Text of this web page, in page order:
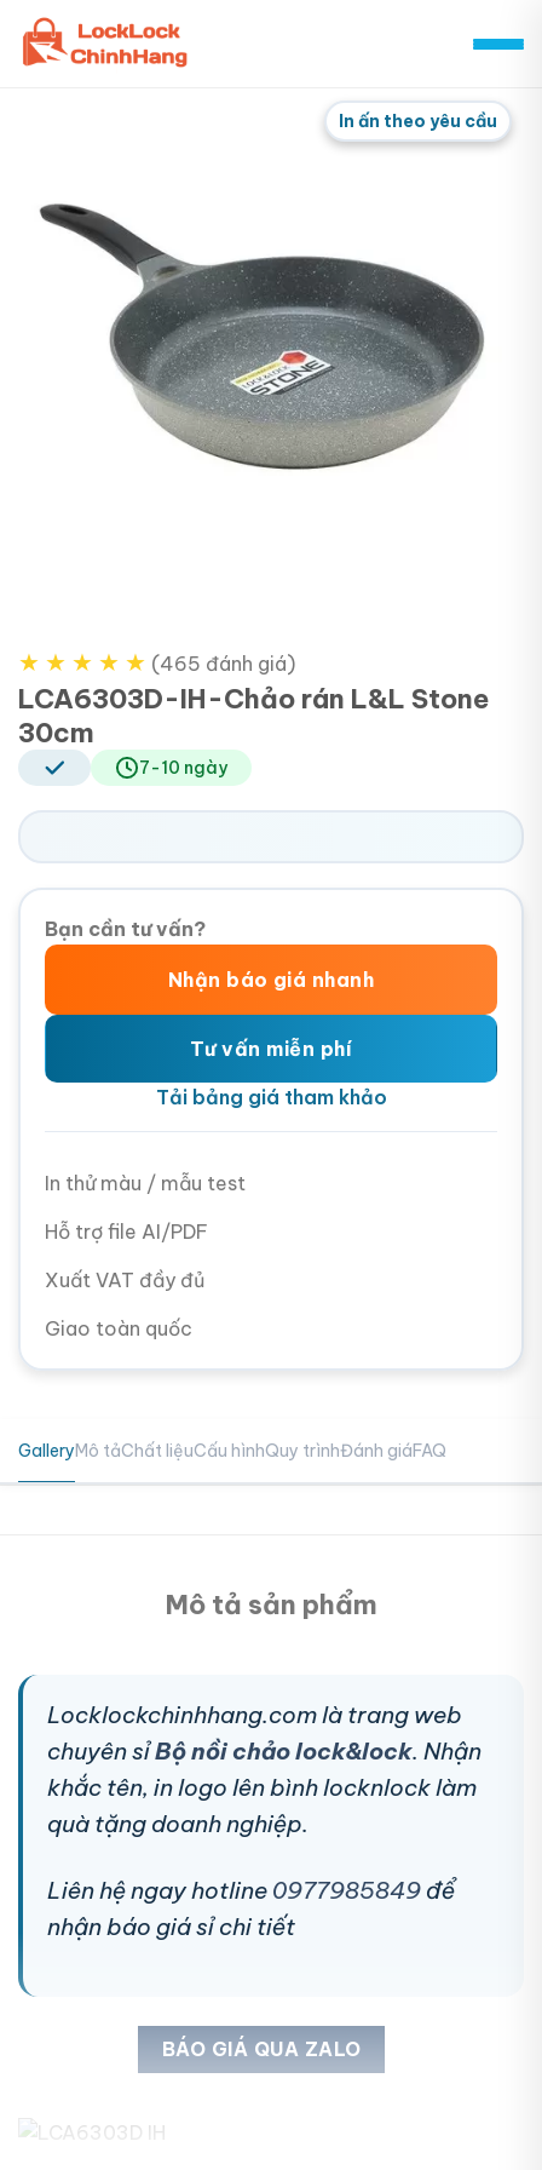
Skip
content
In ấn theo yêu cầu
★ ★ ★ ★ ★ (465 đánh giá)
LCA6303D-IH-Chảo rán L&L Stone
30cm
7-10 ngày
Bạn cần tư vấn?
Nhận báo giá nhanh
Tư vấn miễn phí
Tải bảng giá tham khảo
In thử màu / mẫu test
Hỗ trợ file AI/PDF
Xuất VAT đầy đủ
Giao toàn quốc
GalleryMô tảChất liệuCấu hìnhQuy trìnhĐánh giáFAQ
Mô tả sản phẩm
Locklockchinhhang.com là trang web
chuyên sỉBộ nồi chảo lock&lock. Nhận
khắc tên, in logo lên bình locknlock làm
quà tặng doanh nghiệp.
Liên hệ ngay hotline 0977985849 để
nhận báo giá sỉ chi tiết
BÁO GIÁ QUA ZALO